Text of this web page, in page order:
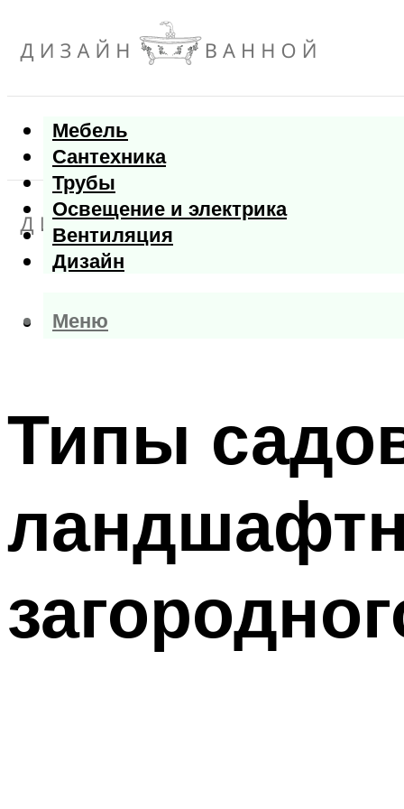
Мебель
Сантехника
Трубы
Освещение и электрика
Вентиляция
Дизайн
Меню
Меню
Типы